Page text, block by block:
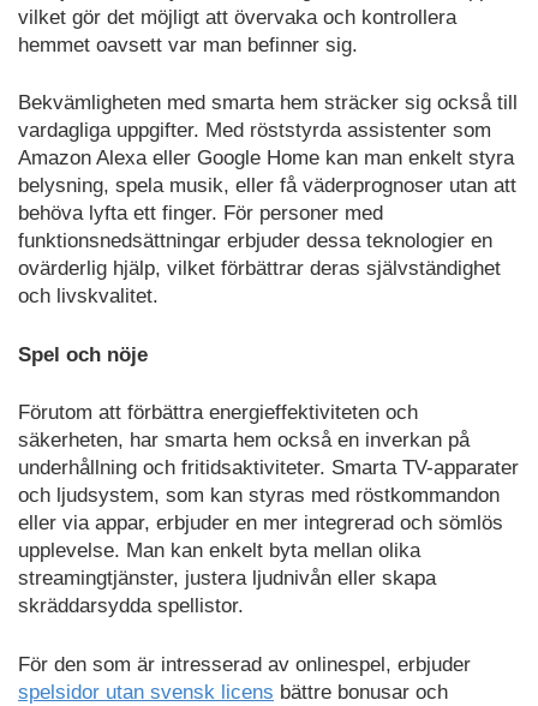
vilket gör det möjligt att övervaka och kontrollera
hemmet oavsett var man befinner sig.
Bekvämligheten med smarta hem sträcker sig också till
vardagliga uppgifter. Med röststyrda assistenter som
Amazon Alexa eller Google Home kan man enkelt styra
belysning, spela musik, eller få väderprognoser utan att
behöva lyfta ett finger. För personer med
funktionsnedsättningar erbjuder dessa teknologier en
ovärderlig hjälp, vilket förbättrar deras självständighet
och livskvalitet.
Spel och nöje
Förutom att förbättra energieffektiviteten och
säkerheten, har smarta hem också en inverkan på
underhållning och fritidsaktiviteter. Smarta TV-apparater
och ljudsystem, som kan styras med röstkommandon
eller via appar, erbjuder en mer integrerad och sömlös
upplevelse. Man kan enkelt byta mellan olika
streamingtjänster, justera ljudnivån eller skapa
skräddarsydda spellistor.
För den som är intresserad av onlinespel, erbjuder
spelsidor utan svensk licens bättre bonusar och